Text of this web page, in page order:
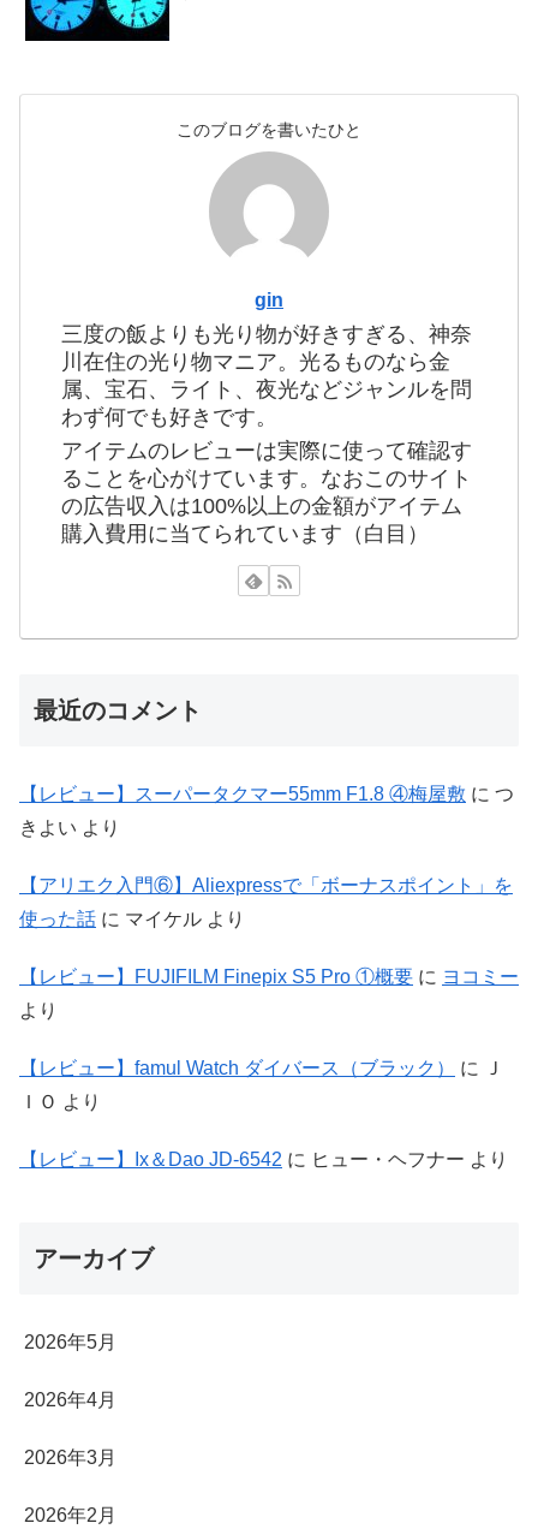
このブログを書いたひと
gin
三度の飯よりも光り物が好きすぎる、神奈
川在住の光り物マニア。光るものなら金
属、宝石、ライト、夜光などジャンルを問
わず何でも好きです。
アイテムのレビューは実際に使って確認す
ることを心がけています。なおこのサイト
の広告収入は100%以上の金額がアイテム
購入費用に当てられています（白目）
最近のコメント
【レビュー】スーパータクマー55mm F1.8 ④梅屋敷 に つ
きよい より
【アリエク入門⑥】Aliexpressで「ボーナスポイント」を
使った話 に マイケル より
【レビュー】FUJIFILM Finepix S5 Pro ①概要 に ヨコミー
より
【レビュー】famul Watch ダイバース（ブラック） に
Ｊ
ＩＯ より
【レビュー】Ix＆Dao JD-6542 に ヒュー・ヘフナー より
アーカイブ
2026年5月
2026年4月
2026年3月
2026年2月